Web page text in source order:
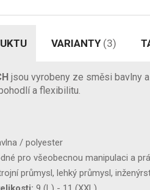
VARIANTY (3)
jsou vyrobeny ze směsi bavlny
a flexibilitu.
/ polyester
pro všeobecnou manipulaci a
průmysl, lehký průmysl,